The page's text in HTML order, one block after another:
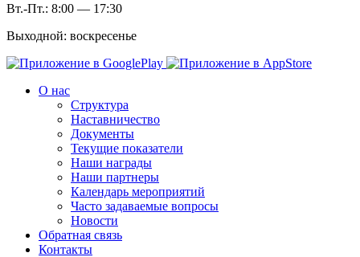
Вт.-Пт.: 8:00 — 17:30
Выходной: воскресенье
О нас
Структура
Наставничество
Документы
Текущие показатели
Наши награды
Наши партнеры
Календарь мероприятий
Часто задаваемые вопросы
Новости
Обратная связь
Контакты